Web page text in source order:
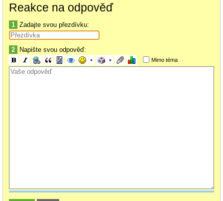
intuitivnost samozřejmě zůstává, to už považuju za samozřejmé.
Reakce na odpověď
1 Zadajte svou přezdívku:
2 Napište svou odpověď:
Mimo téma